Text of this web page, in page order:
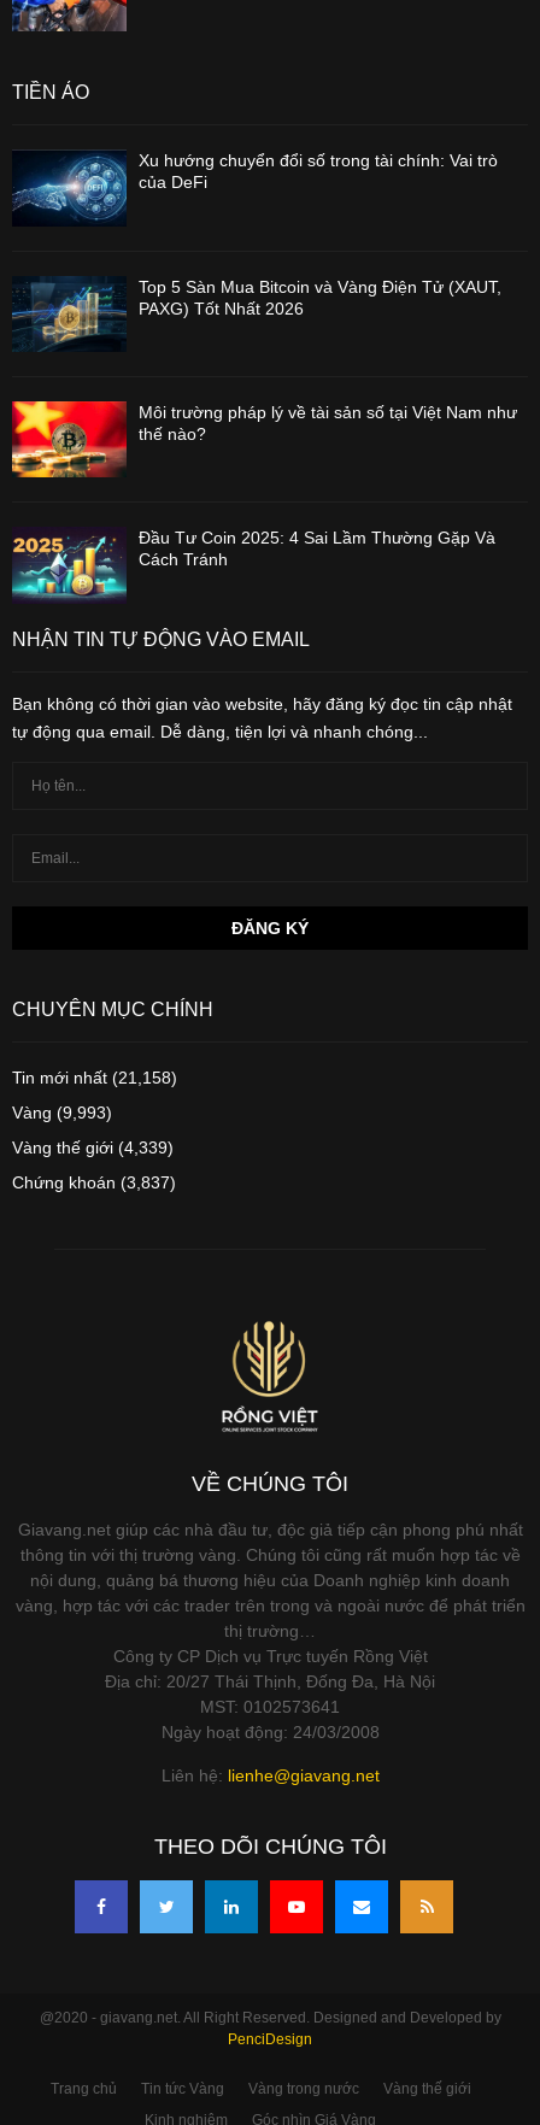
TIỀN ẢO
Xu hướng chuyển đổi số trong tài chính: Vai trò
của DeFi
Top 5 Sàn Mua Bitcoin và Vàng Điện Tử (XAUT,
PAXG) Tốt Nhất 2026
Môi trường pháp lý về tài sản số tại Việt Nam như
thế nào?
Đầu Tư Coin 2025: 4 Sai Lầm Thường Gặp Và
Cách Tránh
NHẬN TIN TỰ ĐỘNG VÀO EMAIL
Bạn không có thời gian vào website, hãy đăng ký đọc tin cập nhật
tự động qua email. Dễ dàng, tiện lợi và nhanh chóng...
CHUYÊN MỤC CHÍNH
Tin mới nhất (21,158)
Vàng (9,993)
Vàng thế giới (4,339)
Chứng khoán (3,837)
VỀ CHÚNG TÔI
Giavang.net giúp các nhà đầu tư, độc giả tiếp cận phong phú nhất
thông tin với thị trường vàng. Chúng tôi cũng rất muốn hợp tác về
nội dung, quảng bá thương hiệu của Doanh nghiệp kinh doanh
vàng, hợp tác với các trader trên trong và ngoài nước để phát triển
thị trường…
Công ty CP Dịch vụ Trực tuyến Rồng Việt
Địa chỉ: 20/27 Thái Thịnh, Đống Đa, Hà Nội
MST: 0102573641
Ngày hoạt động: 24/03/2008
Liên hệ: lienhe@giavang.net
THEO DÕI CHÚNG TÔI
@2020 - giavang.net. All Right Reserved. Designed and Developed by
PenciDesign
Trang chủ Tin tức Vàng Vàng trong nước
Vàng thế giới
Kinh nghiệm
Góc nhìn Giá Vàng